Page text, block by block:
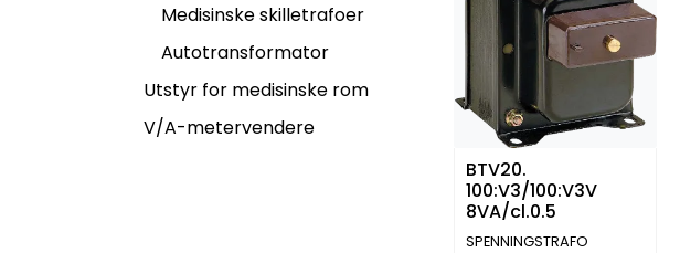
Medisinske skilletrafoer
Autotransformator
Utstyr for medisinske rom
V/A-metervendere
BTV20.
100:V3/100:V3V
8VA/cl.0.5
SPENNINGSTRAFO